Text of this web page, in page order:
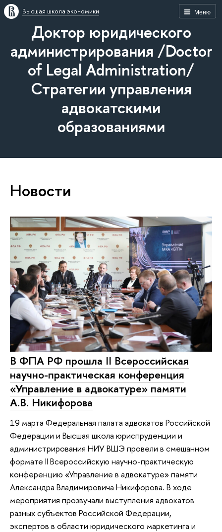
Меню
Высшая школа экономики
Доктор юридического
администрирования /Doctor
of Legal Administration/
Стратегии управления
адвокатскими
образованиями
Новости
В ФПА РФ прошла II Всероссийская
научно-практическая конференция
«Управление в адвокатуре» памяти
А.В. Никифорова
19 марта Федеральная палата адвокатов Российской
Федерации и Высшая школа юриспруденции и
администрирования НИУ ВШЭ провели в смешанном
формате II Всероссийскую научно-практическую
конференцию «Управление в адвокатуре» памяти
Александра Владимировича Никифорова. В ходе
мероприятия прозвучали выступления адвокатов
разных субъектов Российской Федерации,
экспертов в области юридического маркетинга и